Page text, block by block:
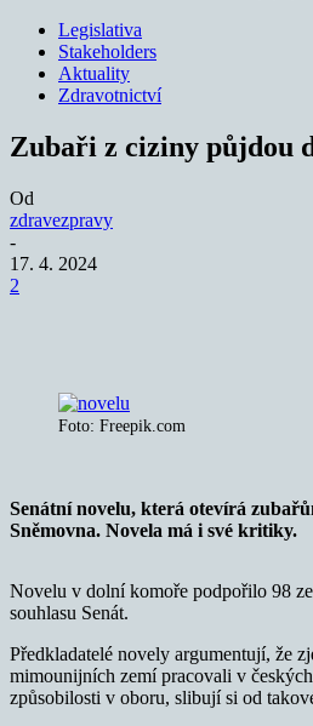
Legislativa
Stakeholders
Aktuality
Zdravotnictví
Zubaři z ciziny půjdou
Od
zdravezpravy
-
17. 4. 2024
2
Foto: Freepik.com
Senátní novelu, která otevírá
Sněmovna. Novela má i své kritiky.
Novelu v dolní komoře podpořilo 98
souhlasu Senát.
Předkladatelé novely argumentují, že
mimounijních zemí pracovali v
způsobilosti v oboru, slibují si od